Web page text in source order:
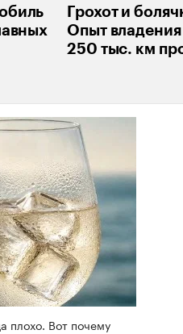
Грохот и
Опыт
250 тыс. км
плохо. Вот почему